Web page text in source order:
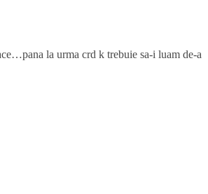
la urma crd k trebuie sa-i luam de-a